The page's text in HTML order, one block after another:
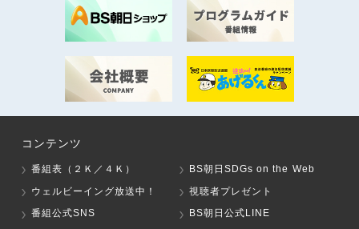
コンテンツ
番組表（２Ｋ／４Ｋ）
BS朝日SDGs on the Web
ウェルビーイング放送中！
視聴者プレゼント
番組公式SNS
BS朝日公式LINE